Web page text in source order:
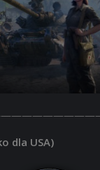
dla USA)